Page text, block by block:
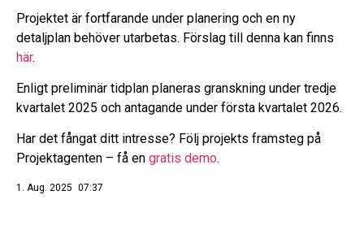
Projektet är fortfarande under planering och en ny
detaljplan behöver utarbetas. Förslag till denna kan finns
här.
Enligt preliminär tidplan planeras granskning under tredje
kvartalet 2025 och antagande under första kvartalet 2026.
Har det fångat ditt intresse? Följ projekts framsteg på
Projektagenten – få en gratis demo.
1. Aug. 2025 07:37